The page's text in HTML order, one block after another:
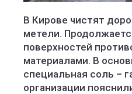
В Кирове чистят
метели.
поверхностей
материалами. В
специальная соль –
организации